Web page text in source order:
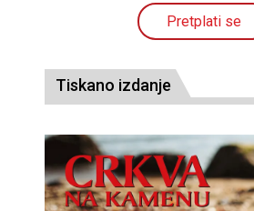
Pretplati se
Tiskano izdanje